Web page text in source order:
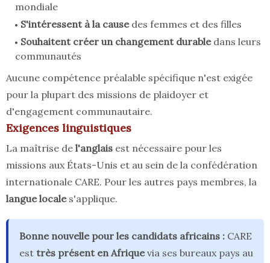
mondiale
S'intéressent à la causedes femmes et des filles
Souhaitent créer un changement durabledans leurs
communautés
Aucune compétence préalable spécifique n'est exigée
pour la plupart des missions de plaidoyer et
d'engagement communautaire.
Exigences linguistiques
La maîtrise de l'anglais est nécessaire pour les
missions aux États-Unis et au sein de la confédération
internationale CARE. Pour les autres pays membres, la
langue locales'applique.
Bonne nouvelle pour les candidats africains : CARE
est très présent en Afriquevia ses bureaux pays au